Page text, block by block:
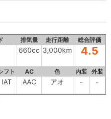
排気量 走行距離 総合評価
660cc 3,000km 4.5
フト AC 色 内装 外装
IAT AAC アオ - -